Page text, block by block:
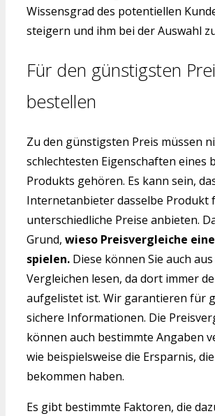
Wissensgrad des potentiellen
steigern und ihm bei der Auswahl
Für den günstigsten
bestellen
Zu den günstigsten Preis müssen
schlechtesten Eigenschaften eines
Produkts gehören. Es kann sein,
Internetanbieter dasselbe Produkt
unterschiedliche Preise anbieten.
Grund, wieso Preisvergleiche
spielen. Diese können Sie auch
Vergleichen lesen, da dort immer
aufgelistet ist. Wir garantieren für
sichere Informationen. Die
können auch bestimmte Angaben
wie beispielsweise die Ersparnis, die
bekommen haben.
Es gibt bestimmte Faktoren, die